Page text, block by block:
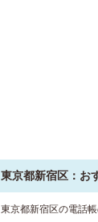
東京都新宿区：お
東京都新宿区の電話